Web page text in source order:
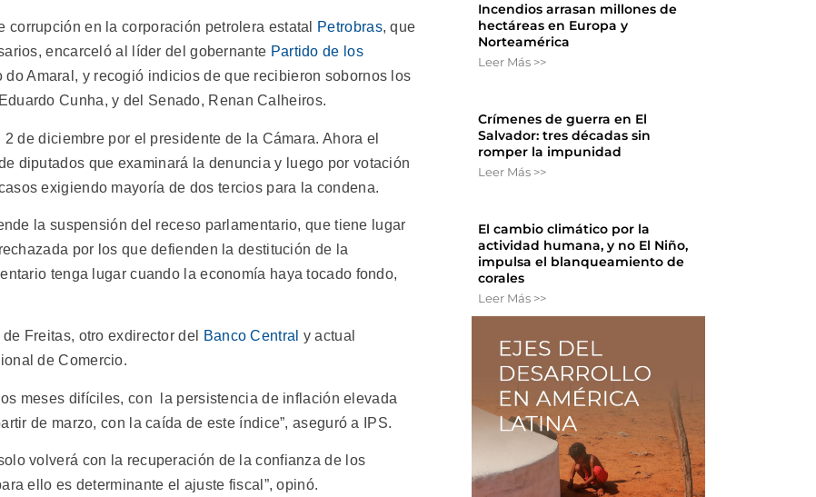
corrupción en la corporación petrolera estatal Petrobras, que
encarceló al líder del gobernante Partido de los
Amaral, y recogió indicios de que recibieron sobornos los
Cunha, y del Senado, Renan Calheiros.
de diciembre por el presidente de la Cámara. Ahora el
diputados que examinará la denuncia y luego por votación
exigiendo mayoría de dos tercios para la condena.
la suspensión del receso parlamentario, que tiene lugar
por los que defienden la destitución de la
tenga lugar cuando la economía haya tocado fondo,
Freitas, otro exdirector del Banco Central y actual
de Comercio.
meses difíciles, con la persistencia de inflación elevada
de marzo, con la caída de este índice”, aseguró a IPS.
volverá con la recuperación de la confianza de los
ello es determinante el ajuste fiscal”, opinó.
Incendios arrasan millones de
hectáreas en Europa y
Norteamérica
Leer Más >>
Crímenes de guerra en El
Salvador: tres décadas sin
romper la impunidad
Leer Más >>
El cambio climático por la
actividad humana, y no El Niño,
impulsa el blanqueamiento de
corales
Leer Más >>